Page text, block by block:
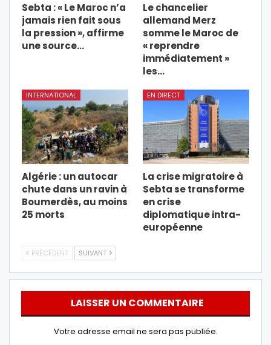
Sebta : « Le Maroc n’a
jamais rien fait sous
la pression », affirme
une source…
Le chancelier
allemand Merz
somme le Maroc de
« reprendre
immédiatement »
les…
INTERNATIONAL
Algérie : un autocar
chute dans un ravin à
Boumerdès, au moins
25 morts
EN DIRECT
La crise migratoire à
Sebta se transforme
en crise
diplomatique intra-
européenne
PRÉCÉDENT SUIVANT
LAISSER UN COMMENTAIRE
Votre adresse email ne sera pas publiée.